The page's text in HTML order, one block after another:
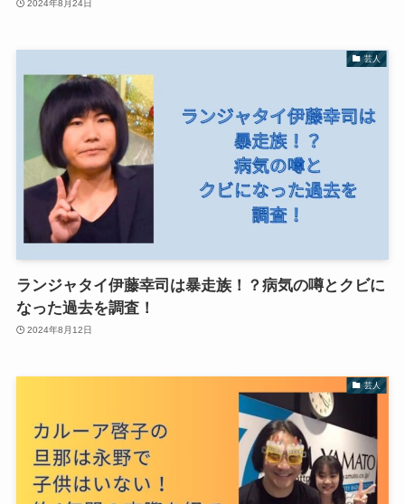
2024年8月24日
芸人
ランジャタイ伊藤幸司は暴走族！？病気の噂とクビに
なった過去を調査！
2024年8月12日
芸人